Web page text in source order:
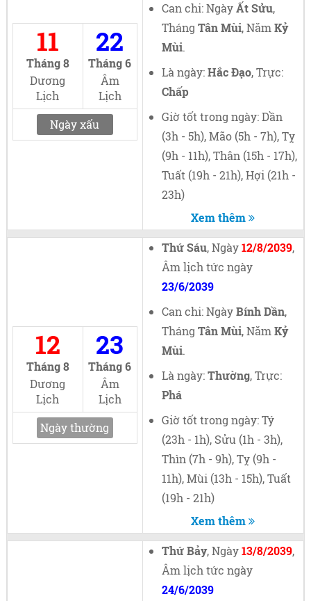
11
Tháng 8
Dương
Lịch
22
Tháng 6
Âm
Lịch
Ngày xấu
Can chi: NgàyẤt Sửu,
Tháng Tân Mùi, Năm Kỷ
Mùi.
Là ngày:Hắc Đạo, Trực:
Chấp
Giờ tốt trong ngày: Dần
(3h - 5h), Mão (5h - 7h), Tỵ
(9h - 11h), Thân (15h - 17h),
Tuất (19h - 21h), Hợi (21h -
23h)
Xem thêm
12
Tháng 8
Dương
Lịch
23
Tháng 6
Âm
Lịch
Ngày thường
Thứ Sáu, Ngày12/8/2039,
Âm lịch tức ngày
23/6/2039
Can chi: NgàyBính Dần,
Tháng Tân Mùi, Năm Kỷ
Mùi.
Là ngày:Thường, Trực:
Phá
Giờ tốt trong ngày: Tý
(23h - 1h), Sửu (1h - 3h),
Thìn (7h - 9h), Tỵ (9h -
11h), Mùi (13h - 15h), Tuất
(19h - 21h)
Xem thêm
Thứ Bảy, Ngày13/8/2039,
Âm lịch tức ngày
24/6/2039